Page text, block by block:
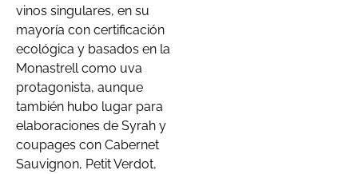
vinos singulares, en su
mayoría con certificación
ecológica y basados en la
Monastrell como uva
protagonista, aunque
también hubo lugar para
elaboraciones de Syrah y
coupages con Cabernet
Sauvignon, Petit Verdot,